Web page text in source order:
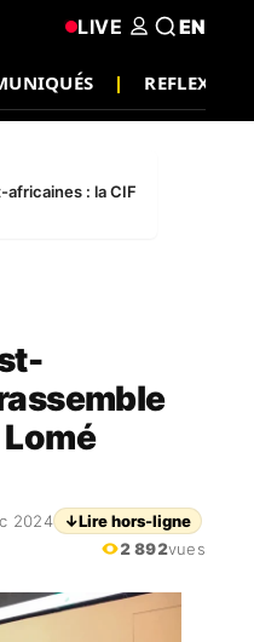
LIVE EN
: la CIF
2024 ↓Lire hors-ligne
2 892vues